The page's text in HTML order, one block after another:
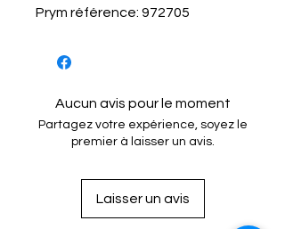
Prym référence: 972705
Aucun avis pour le moment
Partagez votre expérience, soyez le
premier à laisser un avis.
Laisser un avis